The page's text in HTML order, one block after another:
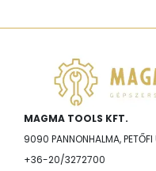
MAGMA TOOLS KFT.
9090 PANNONHALMA,
+36-20/3272700